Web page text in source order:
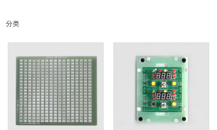
分类